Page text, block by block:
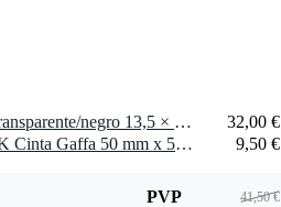
1 x Peli 1020 Micro Case transparente/negro 13,5 × 9 × 4,3 cm
32,00 €
1 x Innox ETA GAF-01-BK Cinta Gaffa 50 mm x 50 m negra
9,50 €
PVP 41,50 €